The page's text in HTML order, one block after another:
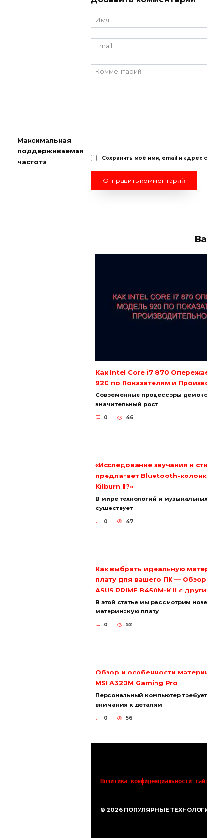
Максимальная
поддерживаемая
частота
Имя
*
Email
*
Комментарий
Сохранить моё имя, email и адрес
Вам
Как Intel Core i7 870 Опережает
920 по Показателям и
Современные процессоры
значительный рост
0 46
«Исследование звучания и
предлагает Bluetooth-колонка
Kilburn II?»
В мире технологий и музыкальных
существует
0 47
Как выбрать идеальную
плату для вашего ПК — Обзор и
ASUS PRIME B450M-K II с
В этой статье мы рассмотрим
материнскую плату
0 52
Обзор и особенности
MSI A320M Gaming Pro
Персональный компьютер требует
внимания к деталям
0 56
Политика конфиденциальности сайта
© 2026 ПОПУЛЯРНЫЕ ТЕХНОЛОГИИ